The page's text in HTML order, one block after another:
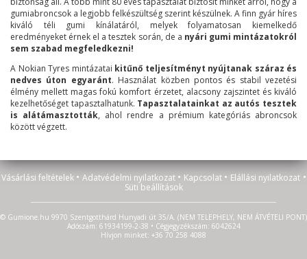
gumiabroncsok a legjobb felkészültség szerint készülnek. A finn gyár híres
kiváló téli gumi kínálatáról, melyek folyamatosan kiemelkedő
eredményeket érnek el a tesztek során, de a nyári gumi mintázatokról
sem szabad megfeledkezni!
A Nokian Tyres mintázatai kitűnő teljesítményt nyújtanak száraz és
nedves úton egyaránt. Használat közben pontos és stabil vezetési
élmény mellett magas fokú komfort érzetet, alacsony zajszintet és kiváló
kezelhetőséget tapasztalhatunk. Tapasztalatainkat az autós tesztek
is alátámasztották, ahol rendre a prémium kategóriás abroncsok
között végzett.
Vásárlási feltételek • Adatvédelmi nyilatkozat • Kapcsolat • Elállási nyilatkozat •
Süti beállítások
© Gumione.hu 9970 Szentgotthárd Hunyadi út 35/A. (NEM TELEPHELY, NEM ÁTVÉTELI PONT)
Adószám: 61934199-2-38 • Cégjegyzékszám: 6042624
Hívjon minket: +36 70 258 4088